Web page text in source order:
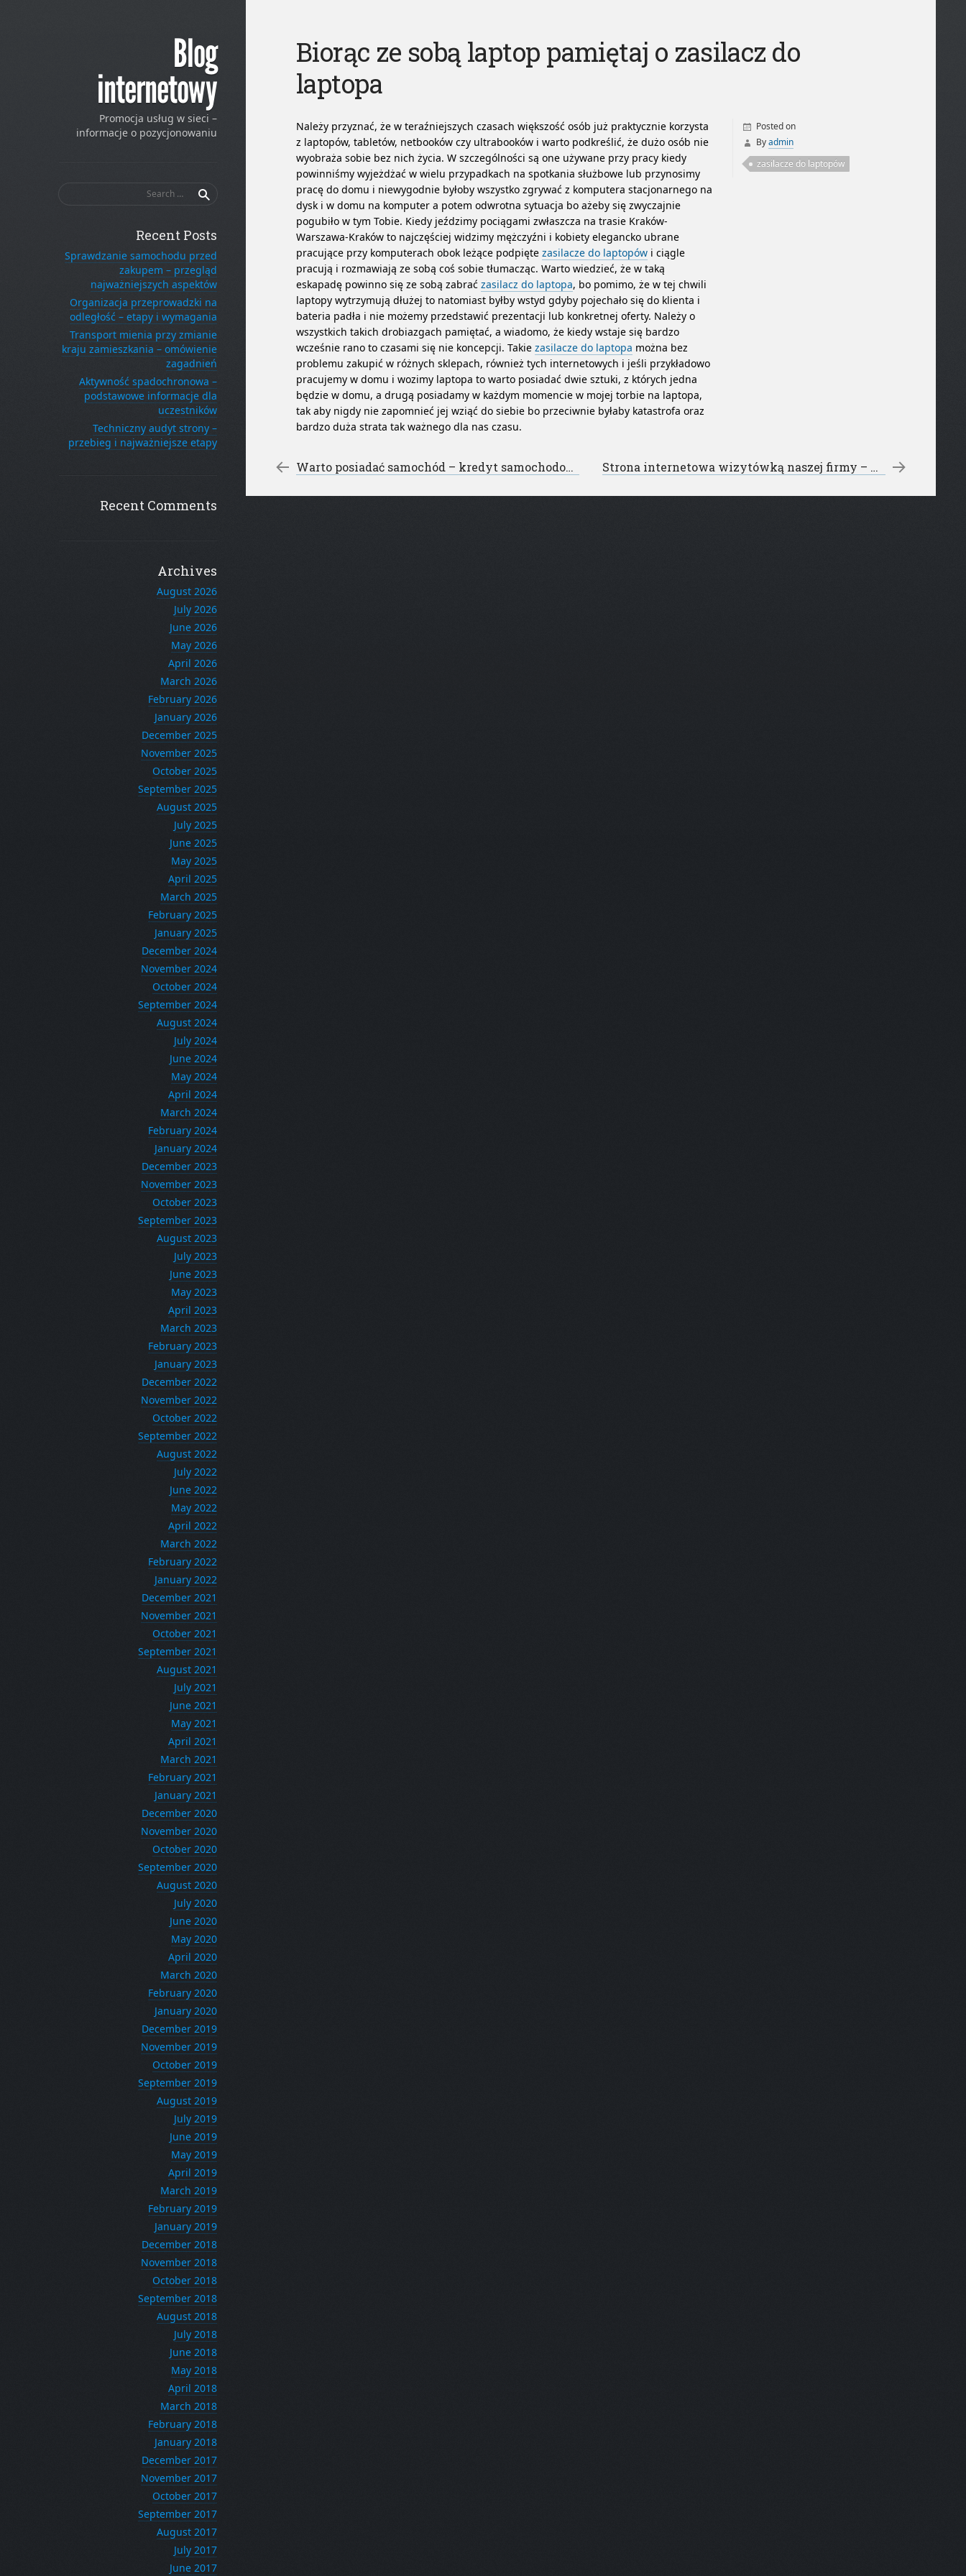
Blog
internetowy
Promocja usług w sieci –
informacje o pozycjonowaniu
Biorąc ze sobą laptop pamiętaj o zasilacz do
laptopa
Należy przyznać, że w teraźniejszych czasach większość osób już praktycznie korzysta
z laptopów, tabletów, netbooków czy ultrabooków i warto podkreślić, że dużo osób nie
wyobraża sobie bez nich życia. W szczególności są one używane przy pracy kiedy
powinniśmy wyjeżdżać w wielu przypadkach na spotkania służbowe lub przynosimy
pracę do domu i niewygodnie byłoby wszystko zgrywać z komputera stacjonarnego na
dysk i w domu na komputer a potem odwrotna sytuacja bo ażeby się zwyczajnie
pogubiło w tym Tobie. Kiedy jeździmy pociągami zwłaszcza na trasie Kraków-
Warszawa-Kraków to najczęściej widzimy mężczyźni i kobiety elegancko ubrane
pracujące przy komputerach obok leżące podpięte zasilacze do laptopów i ciągle
pracują i rozmawiają ze sobą coś sobie tłumacząc. Warto wiedzieć, że w taką
eskapadę powinno się ze sobą zabrać zasilacz do laptopa, bo pomimo, że w tej chwili
laptopy wytrzymują dłużej to natomiast byłby wstyd gdyby pojechało się do klienta i
bateria padła i nie możemy przedstawić prezentacji lub konkretnej oferty. Należy o
wszystkich takich drobiazgach pamiętać, a wiadomo, że kiedy wstaje się bardzo
wcześnie rano to czasami się nie koncepcji. Takie zasilacze do laptopa można bez
problemu zakupić w różnych sklepach, również tych internetowych i jeśli przykładowo
pracujemy w domu i wozimy laptopa to warto posiadać dwie sztuki, z których jedna
będzie w domu, a drugą posiadamy w każdym momencie w mojej torbie na laptopa,
tak aby nigdy nie zapomnieć jej wziąć do siebie bo przeciwnie byłaby katastrofa oraz
bardzo duża strata tak ważnego dla nas czasu.
Posted on
Byadmin
zasilacze do laptopów
Post navigation
←
Warto posiadać samochód – kredyt samochodowy Strona internetowa wizytówką naszej firmy – projektowanie serwisów www Graffi
Recent Posts
Sprawdzanie samochodu przed
zakupem – przegląd
najważniejszych aspektów
Organizacja przeprowadzki na
odległość – etapy i wymagania
Transport mienia przy zmianie
kraju zamieszkania – omówienie
zagadnień
Aktywność spadochronowa –
podstawowe informacje dla
uczestników
Techniczny audyt strony –
przebieg i najważniejsze etapy
Recent Comments
Archives
August 2026
July 2026
June 2026
May 2026
April 2026
March 2026
February 2026
January 2026
December 2025
November 2025
October 2025
September 2025
August 2025
July 2025
June 2025
May 2025
April 2025
March 2025
February 2025
January 2025
December 2024
November 2024
October 2024
September 2024
August 2024
July 2024
June 2024
May 2024
April 2024
March 2024
February 2024
January 2024
December 2023
November 2023
October 2023
September 2023
August 2023
July 2023
June 2023
May 2023
April 2023
March 2023
February 2023
January 2023
December 2022
November 2022
October 2022
September 2022
August 2022
July 2022
June 2022
May 2022
April 2022
March 2022
February 2022
January 2022
December 2021
November 2021
October 2021
September 2021
August 2021
July 2021
June 2021
May 2021
April 2021
March 2021
February 2021
January 2021
December 2020
November 2020
October 2020
September 2020
August 2020
July 2020
June 2020
May 2020
April 2020
March 2020
February 2020
January 2020
December 2019
November 2019
October 2019
September 2019
August 2019
July 2019
June 2019
May 2019
April 2019
March 2019
February 2019
January 2019
December 2018
November 2018
October 2018
September 2018
August 2018
July 2018
June 2018
May 2018
April 2018
March 2018
February 2018
January 2018
December 2017
November 2017
October 2017
September 2017
August 2017
July 2017
June 2017